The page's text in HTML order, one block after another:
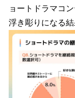
ョートドラマコ
浮き彫りになる結